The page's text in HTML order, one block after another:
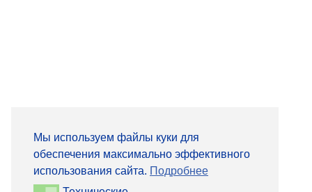
Мы используем файлы куки для
обеспечения максимально эффективного
использования сайта. Подробнее